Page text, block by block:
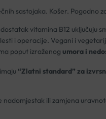
sastojaka. Košer. Pogodno
vitamina B12 uključuju
i operacije. Vegani i
poput izraženog umora i
“Zlatni standard” za
ili zamjena